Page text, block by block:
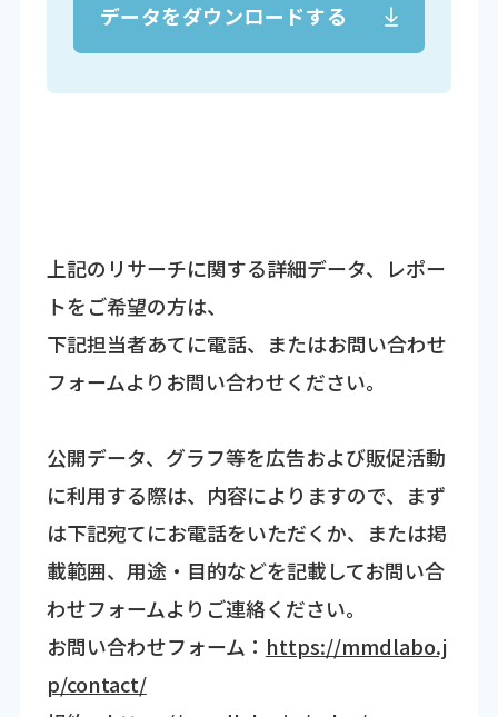
データをダウンロードする
上記のリサーチに関する詳細データ、レポー
トをご希望の方は、
下記担当者あてに電話、またはお問い合わせ
フォームよりお問い合わせください。
公開データ、グラフ等を広告および販促活動
に利用する際は、内容によりますので、まず
は下記宛てにお電話をいただくか、または掲
載範囲、用途・目的などを記載してお問い合
わせフォームよりご連絡ください。
お問い合わせフォーム： https://mmdlabo.j
p/contact/